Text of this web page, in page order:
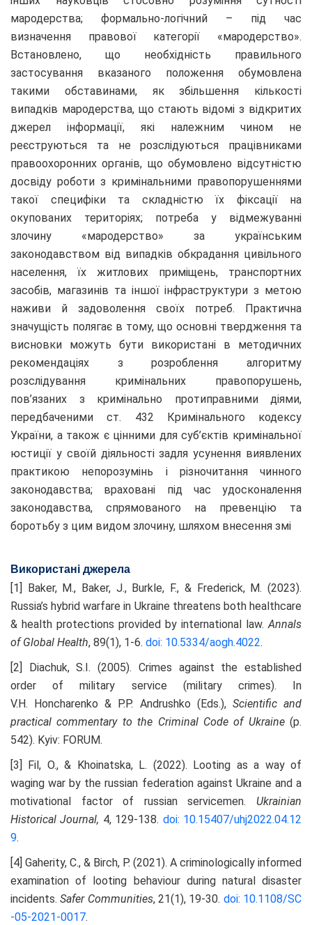
мародерства; формально-логічний – під час
визначення правової категорії «мародерство».
Встановлено, що необхідність правильного
застосування вказаного положення обумовлена
такими обставинами, як збільшення кількості
випадків мародерства, що стають відомі з відкритих
джерел інформації, які належним чином не
реєструються та не розслідуються працівниками
правоохоронних органів, що обумовлено відсутністю
досвіду роботи з кримінальними правопорушеннями
такої специфіки та складністю їх фіксації на
окупованих територіях; потреба у відмежуванні
злочину «мародерство» за українським
законодавством від випадків обкрадання цивільного
населення, їх житлових приміщень, транспортних
засобів, магазинів та іншої інфраструктури з метою
наживи й задоволення своїх потреб. Практична
значущість полягає в тому, що основні твердження та
висновки можуть бути використані в методичних
рекомендаціях з розроблення алгоритму
розслідування кримінальних правопорушень,
пов’язаних з кримінально протиправними діями,
передбаченими ст. 432 Кримінального кодексу
України, а також є цінними для суб’єктів кримінальної
юстиції у своїй діяльності задля усунення виявлених
практикою непорозумінь і різночитання чинного
законодавства; враховані під час удосконалення
законодавства, спрямованого на превенцію та
боротьбу з цим видом злочину, шляхом внесення змі
Використані джерела
[1] Baker, M., Baker, J., Burkle, F., & Frederick, M. (2023).
Russia’s hybrid warfare in Ukraine threatens both healthcare
& health protections provided by international law.Annals
of Global Health, 89(1), 1-6. doi: 10.5334/aogh.4022.
[2] Diachuk, S.I. (2005). Crimes against the established
order of military service (military crimes). In
V.H. Honcharenko & P.P. Andrushko (Eds.), Scientific and
practicalcommentary to the Criminal Code of Ukraine(p.
542). Kyiv: FORUM.
[3] Fil, O., & Khoinatska, L. (2022). Looting as a way of
waging war by the russian federation against Ukraine and a
motivational factor of russian servicemen. Ukrainian
HistoricalJournal, 4, 129-138. doi: 10.15407/uhj2022.04.12
9.
[4] Gaherity, C., & Birch, P. (2021). A criminologically informed
examination of looting behaviour during natural disaster
incidents.Safer Communities, 21(1), 19-30. doi: 10.1108/SC
-05-2021-0017.